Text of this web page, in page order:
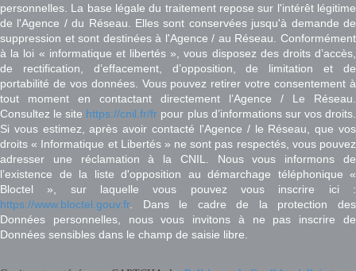
personnelles. La base légale du traitement repose sur l'intérêt légitime
de l'Agence / du Réseau. Elles sont conservées jusqu'à demande de
suppression et sont destinées à l'Agence / au Réseau. Conformément
à la loi « informatique et libertés », vous disposez des droits d’accès,
de rectification, d’effacement, d’opposition, de limitation et de
portabilité de vos données. Vous pouvez retirer votre consentement à
tout moment en contactant directement l’Agence / Le Réseau.
Consultez le site https://cnil.fr/fr pour plus d’informations sur vos droits.
Si vous estimez, après avoir contacté l'Agence / le Réseau, que vos
droits « Informatique et Libertés » ne sont pas respectés, vous pouvez
adresser une réclamation à la CNIL. Nous vous informons de
l’existence de la liste d'opposition au démarchage téléphonique «
Bloctel », sur laquelle vous pouvez vous inscrire ici :
https://www.bloctel.gouv.fr. Dans le cadre de la protection des
Données personnelles, nous vous invitons à ne pas inscrire de
Données sensibles dans le champ de saisie libre.